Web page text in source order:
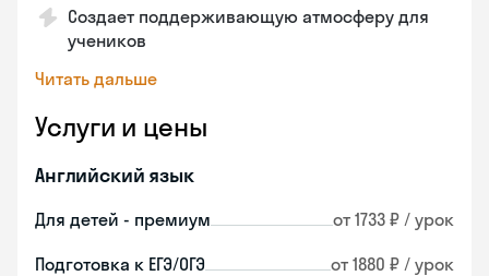
Создает поддерживающую атмосферу для
учеников
Читать дальше
Услуги и цены
Английский язык
Для детей - премиум от 1733 ₽ / урок
Подготовка к ЕГЭ/ОГЭ от 1880 ₽ / урок